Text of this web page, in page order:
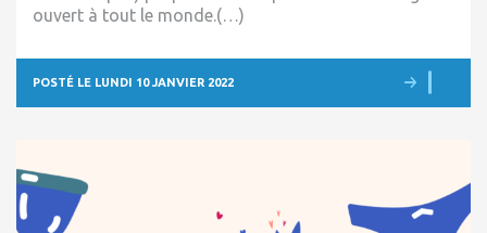
ouvert à tout le monde.(…)
POSTÉ LE LUNDI 10 JANVIER 2022